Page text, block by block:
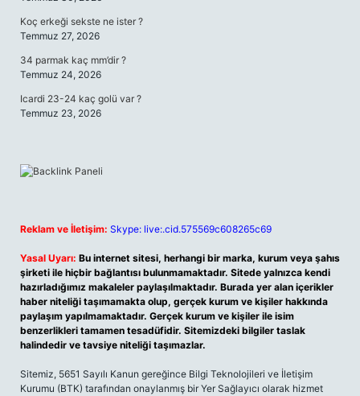
Koç erkeği sekste ne ister ?
Temmuz 27, 2026
34 parmak kaç mm’dir ?
Temmuz 24, 2026
Icardi 23-24 kaç golü var ?
Temmuz 23, 2026
Reklam ve İletişim: Skype: live:.cid.575569c608265c69
Yasal Uyarı: Bu internet sitesi, herhangi bir marka, kurum veya şahıs
şirketi ile hiçbir bağlantısı bulunmamaktadır. Sitede yalnızca kendi
hazırladığımız makaleler paylaşılmaktadır. Burada yer alan içerikler
haber niteliği taşımamakta olup, gerçek kurum ve kişiler hakkında
paylaşım yapılmamaktadır. Gerçek kurum ve kişiler ile isim
benzerlikleri tamamen tesadüfidir. Sitemizdeki bilgiler taslak
halindedir ve tavsiye niteliği taşımazlar.
Sitemiz, 5651 Sayılı Kanun gereğince Bilgi Teknolojileri ve İletişim
Kurumu (BTK) tarafından onaylanmış bir Yer Sağlayıcı olarak hizmet